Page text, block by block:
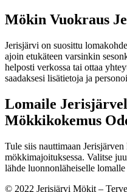
Mökin Vuokraus
Jerisjärvi on suosittu
ajoin etukäteen varsinkin
helposti verkossa tai ottaa
saadaksesi lisätietoja ja
Lomaile
Mökkikokemus
Tule siis nauttimaan Jerisjärven
mökkimajoituksessa. Valitse
lähde luonnonläheiselle
© 2022 Jerisjärvi Mökit –